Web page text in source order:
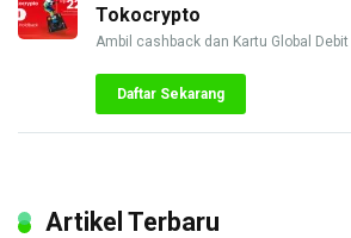
Tokocrypto
Ambil cashback dan Kartu Global Debit
Daftar Sekarang
Artikel Terbaru